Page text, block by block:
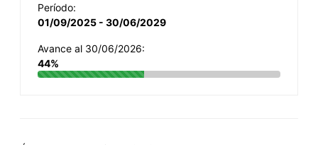
Período:
01/09/2025 - 30/06/2029
Avance al 30/06/2026:
44%